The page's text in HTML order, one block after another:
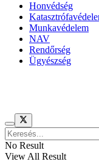
Honvédség
Munkavédelem
NAV
Rendőrség
Ügyészség
No Result
View All Result